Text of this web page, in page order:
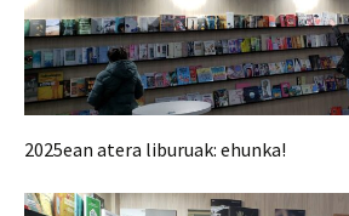
2025ean atera liburuak: ehunka!